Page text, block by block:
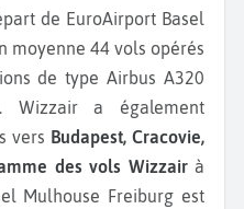
de EuroAirport Basel
moyenne 44 vols opérés
de type Airbus A320
Wizzair a également
vers Budapest, Cracovie,
des vols Wizzairà
Mulhouse Freiburg est